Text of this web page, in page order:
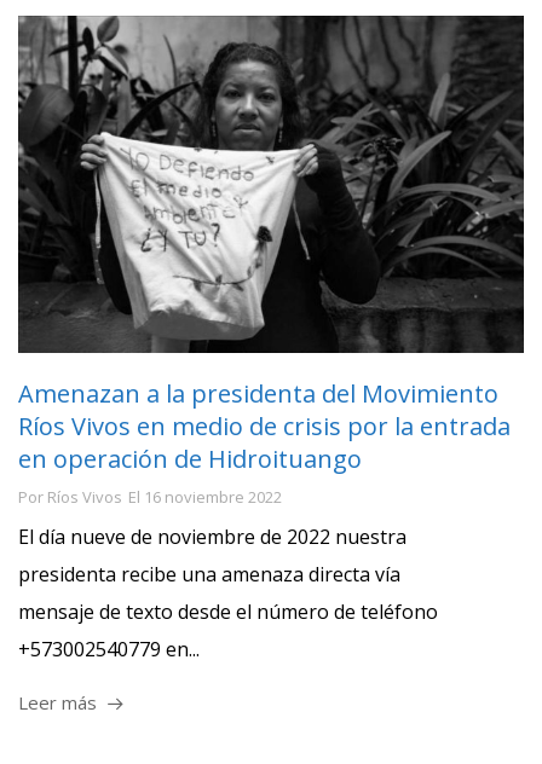
Amenazan a la presidenta del Movimiento
Ríos Vivos en medio de crisis por la entrada
en operación de Hidroituango
Por Ríos Vivos El 16 noviembre 2022
El día nueve de noviembre de 2022 nuestra
presidenta recibe una amenaza directa vía
mensaje de texto desde el número de teléfono
+573002540779 en...
Leer más